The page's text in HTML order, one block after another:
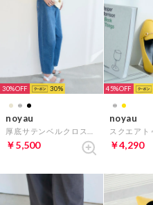
30% 30
noyau
￥5,500
45%
noyau
￥4,290